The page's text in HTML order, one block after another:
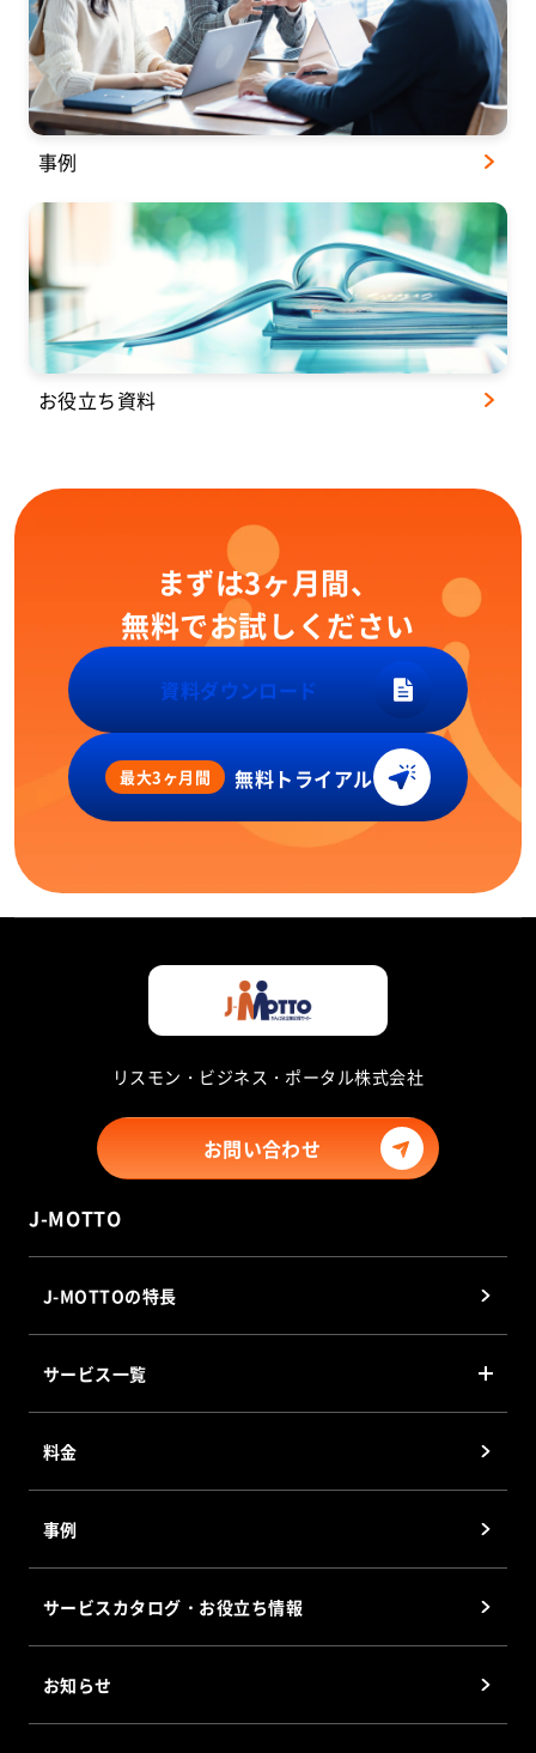
事例
お役立ち資料
まずは3ヶ月間、
無料でお試しください
資料ダウンロード
最大3ヶ月間 無料トライアル
リスモン・ビジネス・ポータル株式会社
お問い合わせ
J-MOTTO
J-MOTTOの特長
サービス一覧
J-MOTTOワークフロー
サイバックスUniv.
J-MOTTOホスティングサービス
料金
事例
サービスカタログ・お役立ち情報
お知らせ